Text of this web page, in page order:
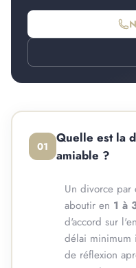
01
Quelle est la
amiable ?
Un divorce par
aboutir en 1 à
d'accord sur
délai minimum
de réflexion